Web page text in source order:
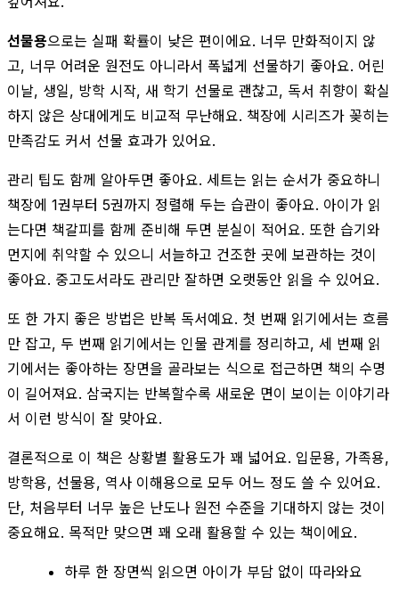
선물용으로는 실패 확률이 낮은 편이에요. 너무 만화적이지 않
고, 너무 어려운 원전도 아니라서 폭넓게 선물하기 좋아요. 어린
이날, 생일, 방학 시작, 새 학기 선물로 괜찮고, 독서 취향이 확실
하지 않은 상대에게도 비교적 무난해요. 책장에 시리즈가 꽂히는
만족감도 커서 선물 효과가 있어요.
관리 팁도 함께 알아두면 좋아요. 세트는 읽는 순서가 중요하니
책장에 1권부터 5권까지 정렬해 두는 습관이 좋아요. 아이가 읽
는다면 책갈피를 함께 준비해 두면 분실이 적어요. 또한 습기와
먼지에 취약할 수 있으니 서늘하고 건조한 곳에 보관하는 것이
좋아요. 중고도서라도 관리만 잘하면 오랫동안 읽을 수 있어요.
또 한 가지 좋은 방법은 반복 독서예요. 첫 번째 읽기에서는 흐름
만 잡고, 두 번째 읽기에서는 인물 관계를 정리하고, 세 번째 읽
기에서는 좋아하는 장면을 골라보는 식으로 접근하면 책의 수명
이 길어져요. 삼국지는 반복할수록 새로운 면이 보이는 이야기라
서 이런 방식이 잘 맞아요.
결론적으로 이 책은 상황별 활용도가 꽤 넓어요. 입문용, 가족용,
방학용, 선물용, 역사 이해용으로 모두 어느 정도 쓸 수 있어요.
단, 처음부터 너무 높은 난도나 원전 수준을 기대하지 않는 것이
중요해요. 목적만 맞으면 꽤 오래 활용할 수 있는 책이에요.
하루 한 장면씩 읽으면 아이가 부담 없이 따라와요